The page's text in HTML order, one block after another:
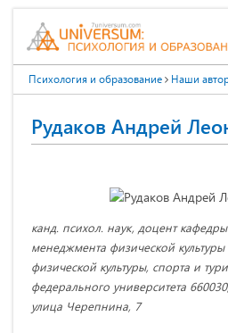
Психология и образование Наши
Рудаков Андрей
канд. психол. наук, доцент
менеджмента физической культуры
физической культуры, спорта и
федерального университета
улица Черепнина, 7